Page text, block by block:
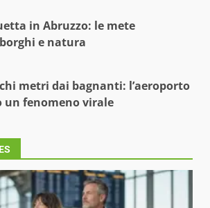
in Abruzzo: le mete
e natura
metri dai bagnanti: l’aeroporto
un fenomeno virale